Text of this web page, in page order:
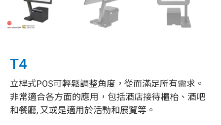
T4
立桿式POS可輕鬆調整角度，從而滿足所有需求。
非常適合各方面的應用，包括酒店接待櫃枱、酒吧
和餐廳, 又或是適用於活動和展覽等。